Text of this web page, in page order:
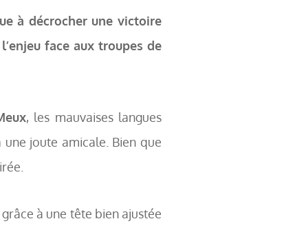
à décrocher une victoire
face aux troupes de
, les mauvaises langues
joute amicale. Bien que
à une tête bien ajustée